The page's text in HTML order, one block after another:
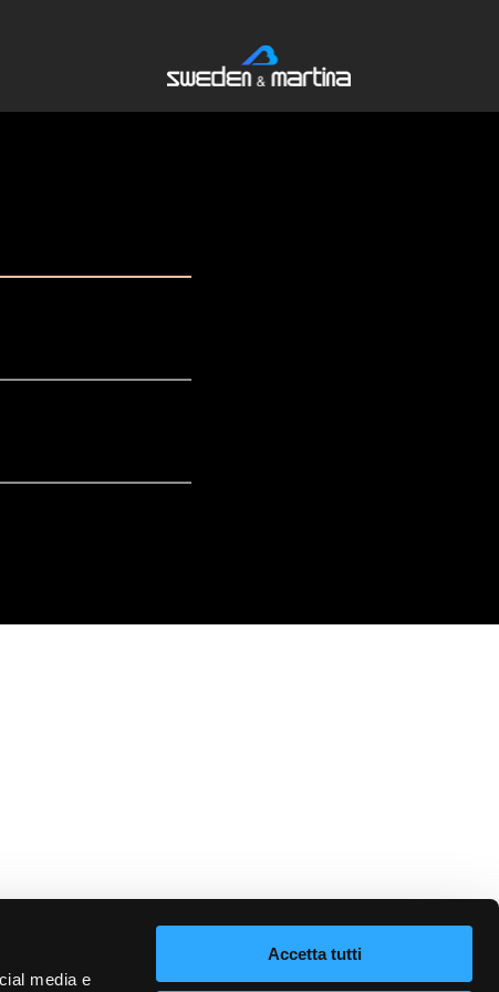
media e
Accetta tutti
CHE